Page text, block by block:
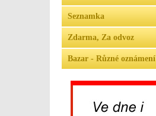
Seznamka
Zdarma, Za odvoz
Bazar - Různé oznámení